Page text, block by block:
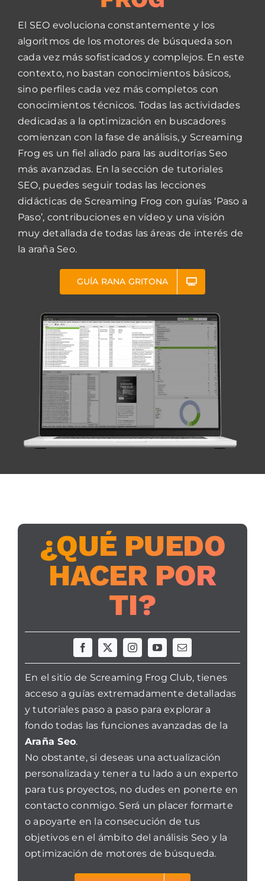
El SEO evoluciona constantemente y los
algoritmos de los motores de búsqueda son
cada vez más sofisticados y complejos. En este
contexto, no bastan conocimientos básicos,
sino perfiles cada vez más completos con
conocimientos técnicos. Todas las actividades
dedicadas a la optimización en buscadores
comienzan con la fase de análisis, y Screaming
Frog es un fiel aliado para las auditorías Seo
más avanzadas. En la sección de tutoriales
SEO, puedes seguir todas las lecciones
didácticas de Screaming Frog con guías ‘Paso a
Paso’, contribuciones en vídeo y una visión
muy detallada de todas las áreas de interés de
la araña Seo.
GUÍA RANA GRITONA
¿QUÉ PUEDO
HACER POR
TI?
En el sitio de Screaming Frog Club, tienes
acceso a guías extremadamente detalladas
y tutoriales paso a paso para explorar a
fondo todas las funciones avanzadas de la
Araña Seo.
No obstante, si deseas una actualización
personalizada y tener a tu lado a un experto
para tus proyectos, no dudes en ponerte en
contacto conmigo. Será un placer formarte
o apoyarte en la consecución de tus
objetivos en el ámbito del análisis Seo y la
optimización de motores de búsqueda.